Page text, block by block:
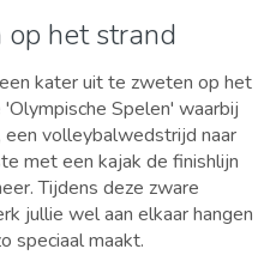
op het strand
kater uit te zweten op het
Spelen' waarbij
volleybalwedstrijd naar
met een kajak de finishlijn
Tijdens deze zware
jullie wel aan elkaar hangen
speciaal maakt.